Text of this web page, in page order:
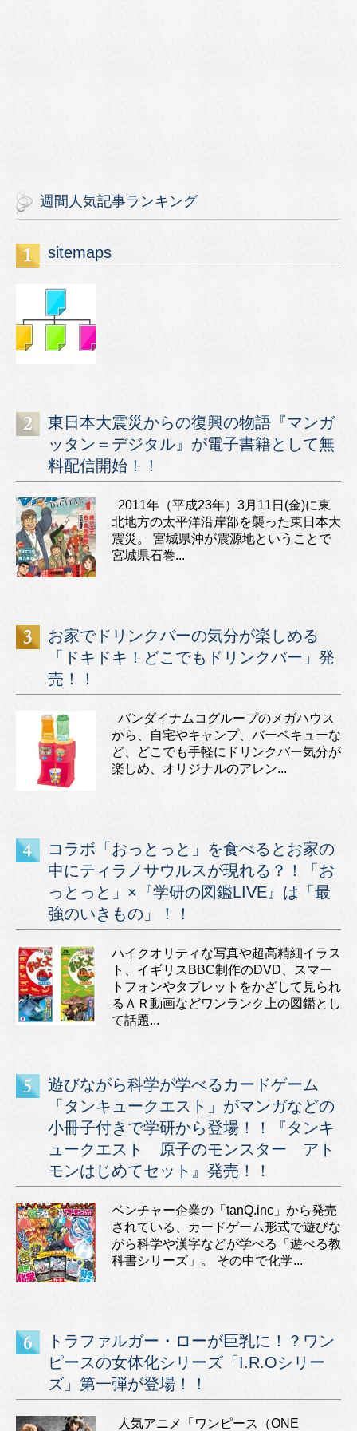
週間人気記事ランキング
sitemaps
東日本大震災からの復興の物語『マンガ
ッタン＝デジタル』が電子書籍として無
料配信開始！！
2011年（平成23年）3月11日(金)に東
北地方の太平洋沿岸部を襲った東日本大
震災。 宮城県沖が震源地ということで
宮城県石巻...
お家でドリンクバーの気分が楽しめる
「ドキドキ！どこでもドリンクバー」発
売！！
バンダイナムコグループのメガハウス
から、自宅やキャンプ、バーベキューな
ど、どこでも手軽にドリンクバー気分が
楽しめ、オリジナルのアレン...
コラボ「おっとっと」を食べるとお家の
中にティラノサウルスが現れる？！「お
っとっと」×『学研の図鑑LIVE』は「最
強のいきもの」！！
ハイクオリティな写真や超高精細イラス
ト、イギリスBBC制作のDVD、スマー
トフォンやタブレットをかざして見られ
るＡＲ動画などワンランク上の図鑑とし
て話題...
遊びながら科学が学べるカードゲーム
「タンキュークエスト」がマンガなどの
小冊子付きで学研から登場！！『タンキ
ュークエスト 原子のモンスター アト
モンはじめてセット』発売！！
ベンチャー企業の「tanQ.inc」から発売
されている、カードゲーム形式で遊びな
がら科学や漢字などが学べる「遊べる教
科書シリーズ」。 その中で化学...
トラファルガー・ローが巨乳に！？ワン
ピースの女体化シリーズ「I.R.Oシリー
ズ」第一弾が登場！！
人気アニメ「ワンピース（ONE